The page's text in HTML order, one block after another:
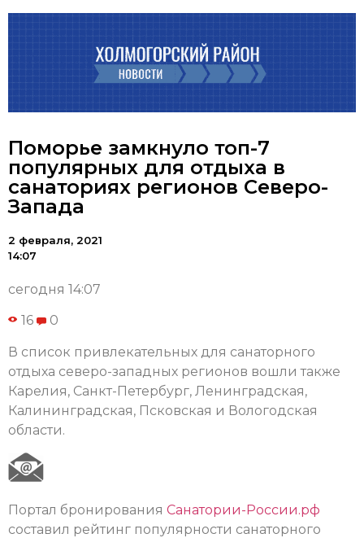
Поморье замкнуло топ-7
популярных для отдыха в
санаториях регионов Северо-
Запада
2 февраля, 2021
14:07
сегодня 14:07
16 0
В список привлекательных для санаторного
отдыха северо-западных регионов вошли также
Карелия, Санкт-Петербург, Ленинградская,
Калининградская, Псковская и Вологодская
области.
Портал бронирования Санатории-России.рф
составил рейтинг популярности санаторного